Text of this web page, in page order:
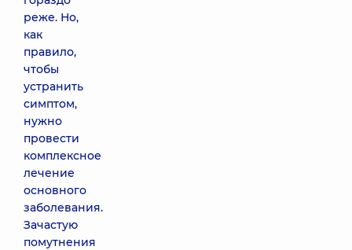
реже. Но,
как
правило,
чтобы
устранить
симптом,
нужно
провести
комплексное
лечение
основного
заболевания.
Зачастую
помутнения